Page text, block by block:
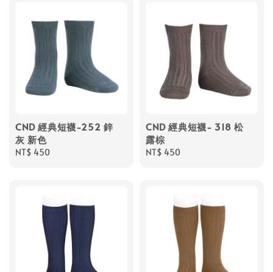
CND 經典短襪-252 鋅
灰 新色
Regular
NT$ 450
CND 經典短襪- 318 松
露棕
Regular
NT$ 450